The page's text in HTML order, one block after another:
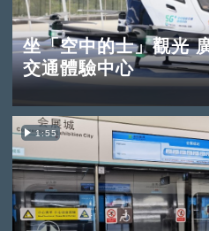
坐「空中的士」觀光
交通體驗中心
1:55